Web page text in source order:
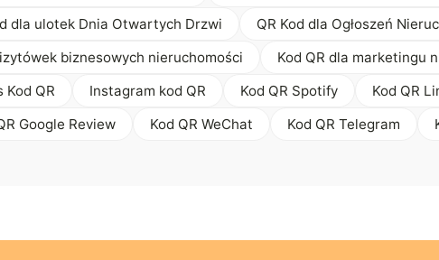
dla ulotek Dnia Otwartych Drzwi
QR Kod dla Ogłoszeń
biznesowych nieruchomości
Kod QR dla marketingu
Kod QR
Instagram kod QR Kod QR Spotify Kod QR
Google Review
Kod QR WeChat Kod QR Telegram